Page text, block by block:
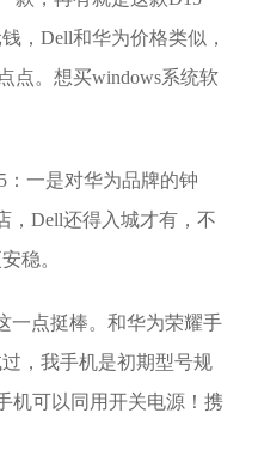
，Dell和华为价格类似，
点。想买windows系统软
：一是对华为品牌的钟
，Dell还得入城才有，不
稳。
一点挺棒。和华为荣耀手
，我手机是初期型号规
机可以同用开关电源！携